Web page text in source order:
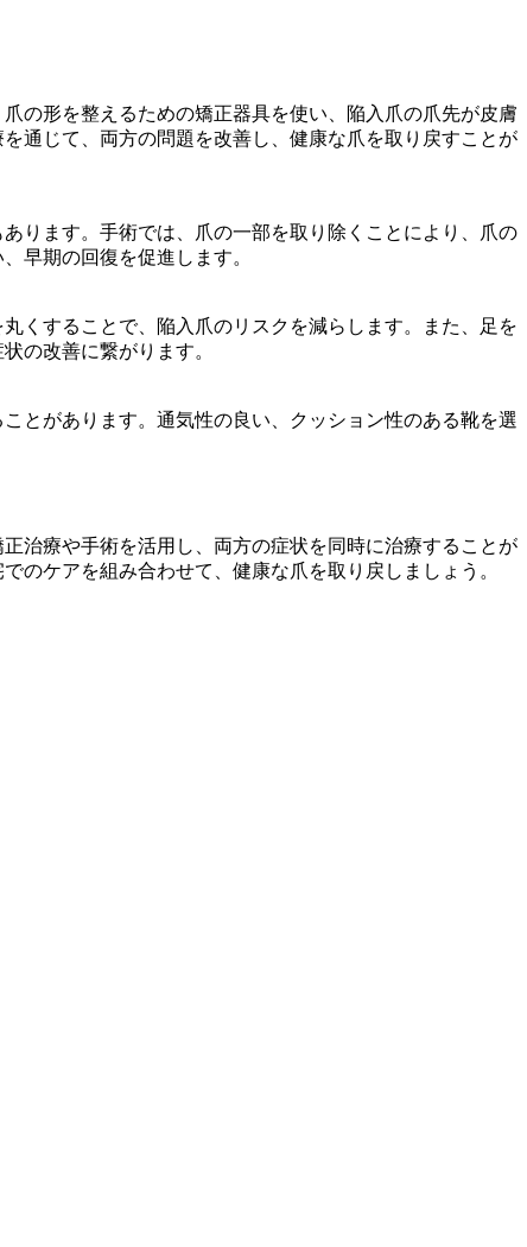
の形を整えるための矯正器具を使い、陥入爪の爪先が皮膚
通じて、両方の問題を改善し、健康な爪を取り戻すことが
ります。手術では、爪の一部を取り除くことにより、爪の
早期の回復を促進します。
くすることで、陥入爪のリスクを減らします。また、足を
の改善に繋がります。
とがあります。通気性の良い、クッション性のある靴を選
治療や手術を活用し、両方の症状を同時に治療することが
のケアを組み合わせて、健康な爪を取り戻しましょう。